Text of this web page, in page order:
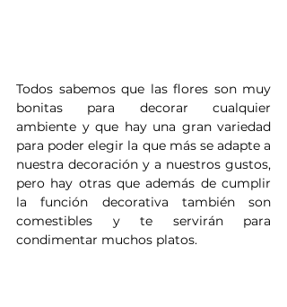
Todos sabemos que las flores son muy
bonitas para decorar cualquier
ambiente y que hay una gran variedad
para poder elegir la que más se adapte a
nuestra decoración y a nuestros gustos,
pero hay otras que además de cumplir
la función decorativa también son
comestibles y te servirán para
condimentar muchos platos.